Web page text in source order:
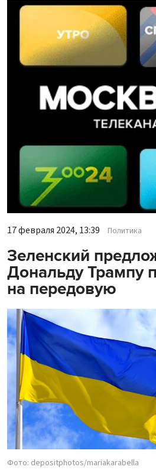
17 февраля 2024, 13:39 Политика
Зеленский
Дональду Трампу
на передовую
Фото: depositphotos/mariakarabella